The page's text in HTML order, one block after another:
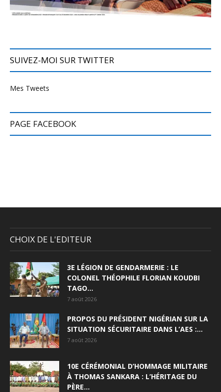
SUIVEZ-MOI SUR TWITTER
Mes Tweets
PAGE FACEBOOK
CHOIX DE L'EDITEUR
3E LÉGION DE GENDARMERIE : LE
COLONEL THÉOPHILE FLORIAN KOUDBI
TAGO...
7 août 2026
PROPOS DU PRÉSIDENT NIGÉRIAN SUR LA
SITUATION SÉCURITAIRE DANS L’AES :...
7 août 2026
10E CÉRÉMONIAL D’HOMMAGE MILITAIRE
À THOMAS SANKARA : L’HÉRITAGE DU
PÈRE...